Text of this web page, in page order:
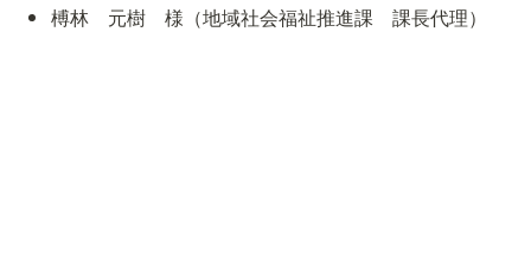
榑林　元樹　様（地域社会福祉推進課　課長代理）